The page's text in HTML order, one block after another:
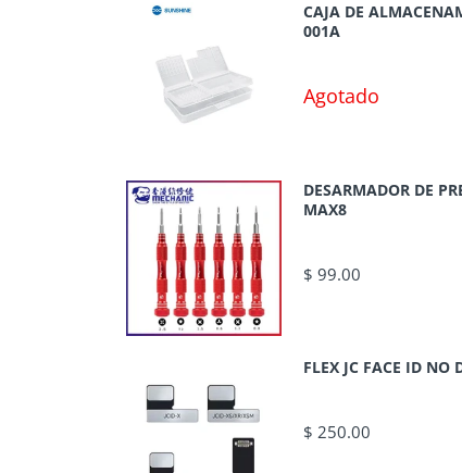
CAJA DE
001A
Agotado
DESARMADOR DE
MAX8
$ 99.00
FLEX JC FACE ID NO
$ 250.00